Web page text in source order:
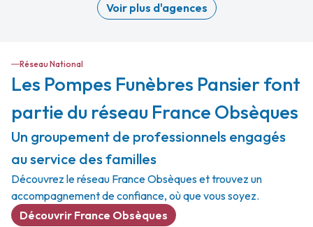
Voir plus d'agences
Réseau National
Les Pompes Funèbres Pansier font
partie du réseau France Obsèques
Un groupement de professionnels engagés
au service des familles
Découvrez le réseau France Obsèques et trouvez un
accompagnement de confiance, où que vous soyez.
Découvrir France Obsèques